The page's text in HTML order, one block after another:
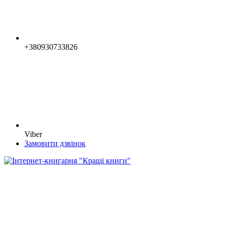
+380930733826
Viber
Замовити дзвінок